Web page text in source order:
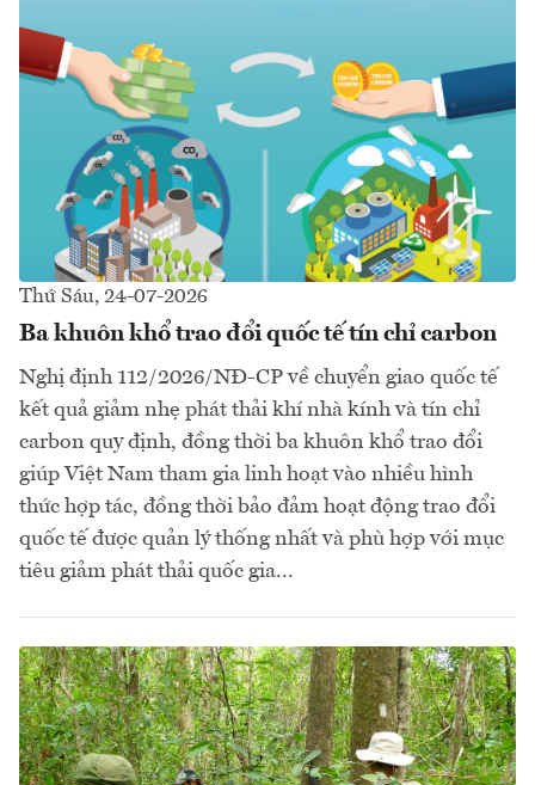
Thứ Sáu, 24-07-2026
Ba khuôn khổ trao đổi quốc tế tín chỉ carbon
Nghị định 112/2026/NĐ-CP về chuyển giao quốc tế
kết quả giảm nhẹ phát thải khí nhà kính và tín chỉ
carbon quy định, đồng thời ba khuôn khổ trao đổi
giúp Việt Nam tham gia linh hoạt vào nhiều hình
thức hợp tác, đồng thời bảo đảm hoạt động trao đổi
quốc tế được quản lý thống nhất và phù hợp với mục
tiêu giảm phát thải quốc gia...